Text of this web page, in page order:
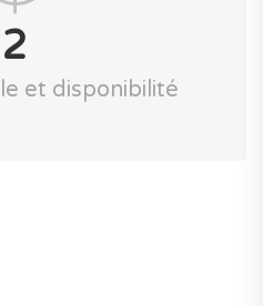
2
et disponibilité